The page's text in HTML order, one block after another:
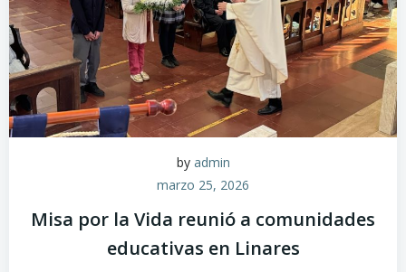
by admin
marzo 25, 2026
Misa por la Vida reunió a comunidades
educativas en Linares